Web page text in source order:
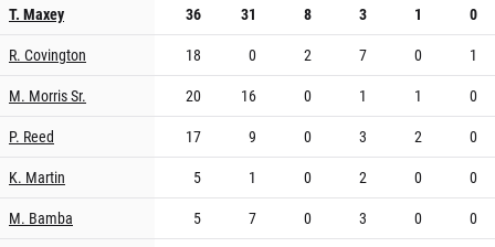
T. Maxey
36 31 8 3 1
0
R. Covington
18 0 2 7 0
1
M. Morris Sr.
20 16 0 1 1
0
P. Reed
17 9 0 3 2
0
K. Martin
5 1 0 2 0
0
M. Bamba
5 7 0 3 0
0